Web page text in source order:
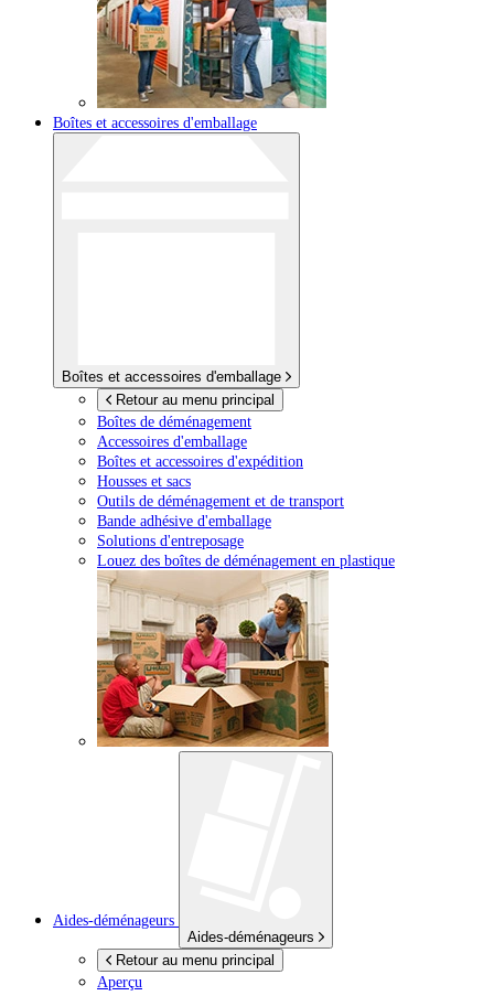
Boîtes et accessoires d'emballage
Boîtes et accessoires d'emballage
Retour au menu principal
Boîtes de déménagement
Accessoires d'emballage
Boîtes et accessoires d'expédition
Housses et sacs
Outils de déménagement et de transport
Bande adhésive d'emballage
Solutions d'entreposage
Louez des boîtes de déménagement en plastique
Aides-déménageurs
Aides-déménageurs
Retour au menu principal
Aperçu